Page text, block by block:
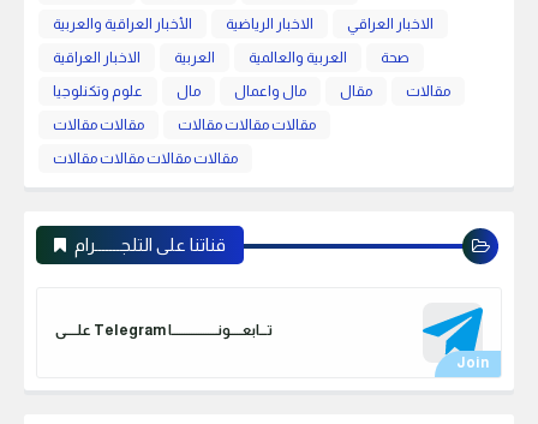
الأخبار العراقية والعربية
الاخبار الرياضية
الاخبار العراقي
الاخبار العراقية
العربية العربية والعالمية
صحة
علوم وتكنلوجيا
مال مال واعمال مقال
مقالات
مقالات مقالات
مقالات مقالات مقالات
مقالات مقالات مقالات مقالات
قناتنا على التلجـــــــرام
علـــــى Telegram تـــابعـــــونـــــــــــــــــــا